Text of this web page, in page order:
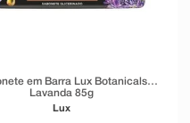
em Barra Lux Botanicals
Lavanda 85g
Lux